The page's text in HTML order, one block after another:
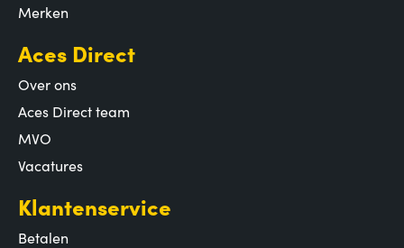
Merken
Aces Direct
Over ons
Aces Direct team
MVO
Vacatures
Klantenservice
Betalen